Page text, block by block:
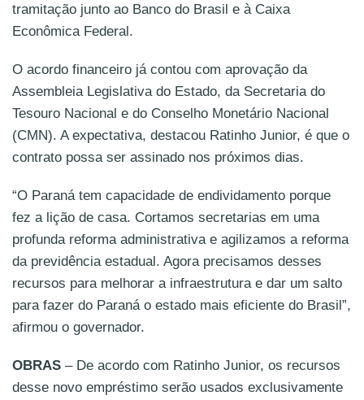
tramitação junto ao Banco do Brasil e à Caixa
Econômica Federal.
O acordo financeiro já contou com aprovação da
Assembleia Legislativa do Estado, da Secretaria do
Tesouro Nacional e do Conselho Monetário Nacional
(CMN). A expectativa, destacou Ratinho Junior, é que o
contrato possa ser assinado nos próximos dias.
“O Paraná tem capacidade de endividamento porque
fez a lição de casa. Cortamos secretarias em uma
profunda reforma administrativa e agilizamos a reforma
da previdência estadual. Agora precisamos desses
recursos para melhorar a infraestrutura e dar um salto
para fazer do Paraná o estado mais eficiente do Brasil”,
afirmou o governador.
OBRAS – De acordo com Ratinho Junior, os recursos
desse novo empréstimo serão usados exclusivamente